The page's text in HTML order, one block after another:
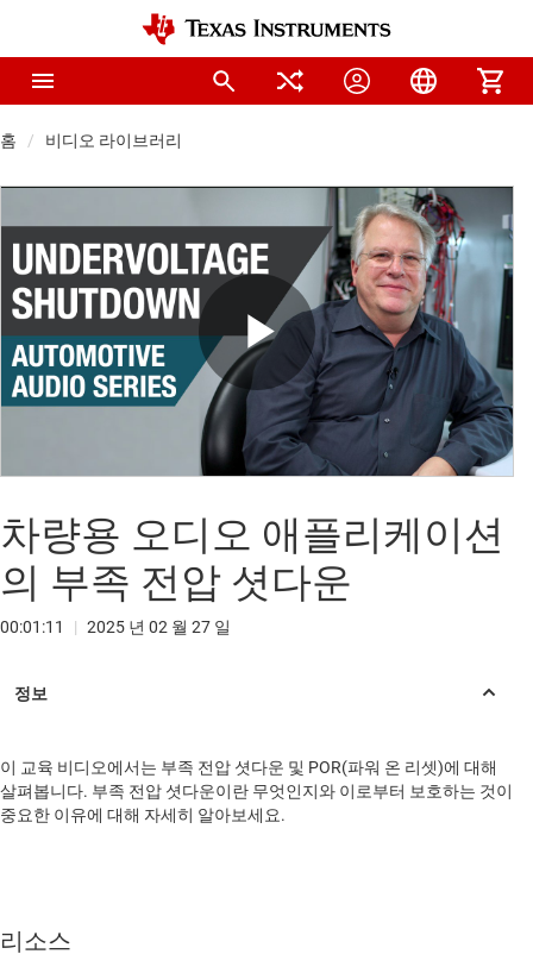
홈 비디오 라이브러리
Play
Video
차량용 오디오 애플리케이션
의 부족 전압 셧다운
00:01:11 | 2025 년 02 월 27 일
이 교육 비디오에서는 부족 전압 셧다운 및 POR(파워 온 리셋)에 대해
살펴봅니다. 부족 전압 셧다운이란 무엇인지와 이로부터 보호하는 것이
중요한 이유에 대해 자세히 알아보세요.
리소스